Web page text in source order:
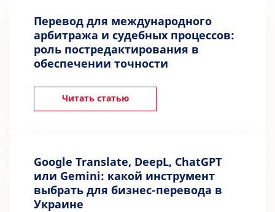
Перевод для международного
арбитража и судебных процессов:
роль постредактирования в
обеспечении точности
Читать статью
Google Translate, DeepL, ChatGPT
или Gemini: какой инструмент
выбрать для бизнес-перевода в
Украине